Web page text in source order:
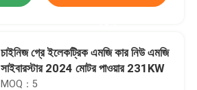
চাইনিজ গ্রে ইলেকট্রিক এমজি কার নিউ এমজি
সাইবারস্টার 2024 মোটর পাওয়ার 231KW
MOQ：5